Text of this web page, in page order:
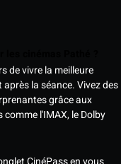
de vivre la meilleure
la séance. Vivez des
grâce aux
l'IMAX, le Dolby